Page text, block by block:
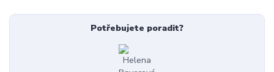
Potřebujete poradit?